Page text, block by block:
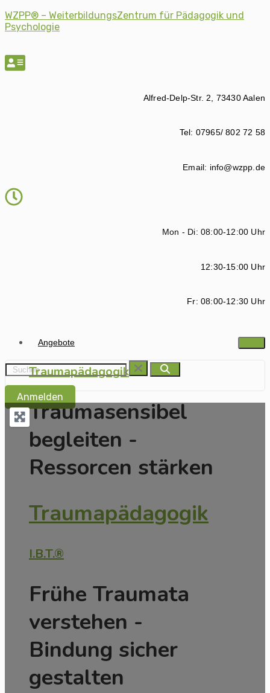
WZPP® – WeiterbildungsZentrum für Pädagogik und
Psychologie
Alfred-Delp-Str. 2, 73430 Aalen
Tel: 07965/ 802 72 58
Email: info@wzpp.de
Mon - Di: 08:00-12:00 Uhr
12:30-15:00 Uhr
Fr: 08:00-12:30 Uhr
Angebote
Traumapädagogik
Traumasensibel
begleiten -
Ressorcen stärken
Traumapädagogik
I.B.T.®
Frühe Traumata
verstehen -
Bindung sicher
gestalten
Anmelden